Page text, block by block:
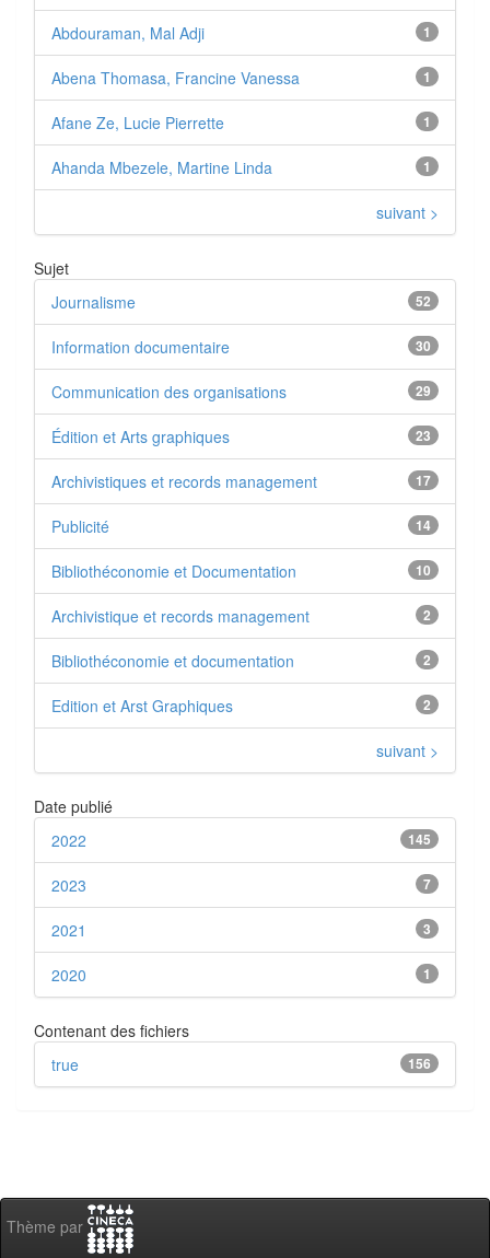
1
Abdouraman, Mal Adji
1
Abena Thomasa, Francine Vanessa
1
Afane Ze, Lucie Pierrette
1
Ahanda Mbezele, Martine Linda
suivant >
Sujet
52
Journalisme
30
Information documentaire
29
Communication des organisations
23
Édition et Arts graphiques
17
Archivistiques et records management
14
Publicité
10
Bibliothéconomie et Documentation
2
Archivistique et records management
2
Bibliothéconomie et documentation
2
Edition et Arst Graphiques
suivant >
Date publié
145
2022
7
2023
3
2021
1
2020
Contenant des fichiers
156
true
Thème par